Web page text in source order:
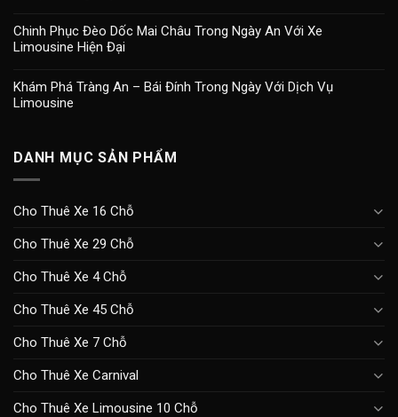
Chinh Phục Đèo Dốc Mai Châu Trong Ngày An Với Xe
Limousine Hiện Đại
Khám Phá Tràng An – Bái Đính Trong Ngày Với Dịch Vụ
Limousine
DANH MỤC SẢN PHẨM
Cho Thuê Xe 16 Chỗ
Cho Thuê Xe 29 Chỗ
Cho Thuê Xe 4 Chỗ
Cho Thuê Xe 45 Chỗ
Cho Thuê Xe 7 Chỗ
Cho Thuê Xe Carnival
Cho Thuê Xe Limousine 10 Chỗ